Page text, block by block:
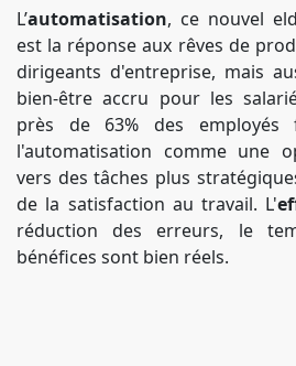
L’automatisation, ce nouvel
est la réponse aux rêves de
dirigeants d'entreprise, mais
bien-être accru pour les
près de 63% des employés
l'automatisation comme une
vers des tâches plus
de la satisfaction au travail. L'
réduction des erreurs, le
bénéfices sont bien réels.